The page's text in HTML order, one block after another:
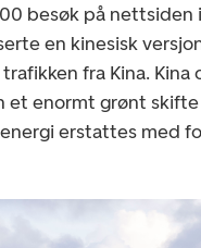
besøk på nettsiden
en kinesisk
fra Kina. Kina
et enormt grønt
erstattes med